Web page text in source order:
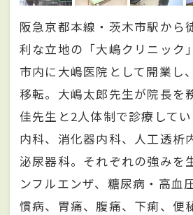
阪急京都本線・茨木市駅から
利な立地の「大嶋クリニック
市内に大嶋医院として開業し
移転。大嶋太郎先生が院長を
佳先生と2人体制で診療して
内科、消化器内科、人工透析
泌尿器科。それぞれの強みを
ンフルエンザ、糖尿病・高血
慣病、胃痛、腹痛、下痢、便